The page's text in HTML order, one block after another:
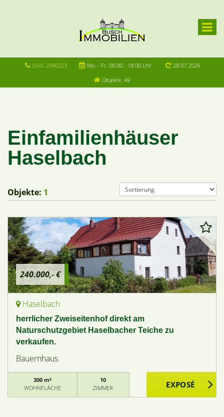
0341-2340223 Mo. - Fr. 08.00 - 18.00 Uhr
28.07.2026
Objekte: 49
Einfamilienhäuser
Haselbach
Objekte: 1
240.000,- €
Haselbach
herrlicher Zweiseitenhof direkt am
Naturschutzgebiet Haselbacher Teiche zu
verkaufen.
Bauernhaus
300 m²
WOHNFLÄCHE
10
ZIMMER